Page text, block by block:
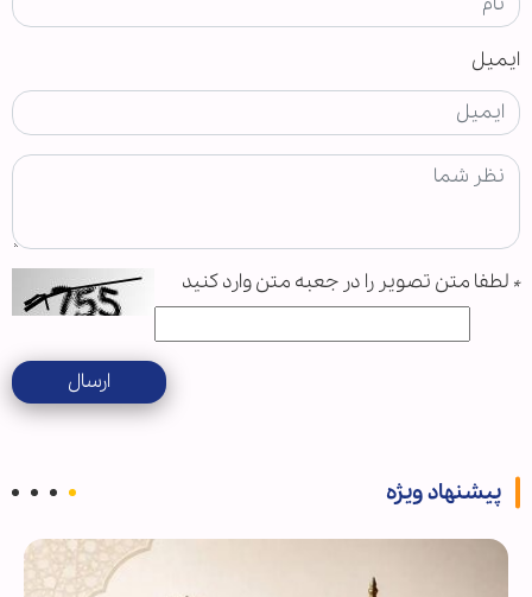
ایمیل
* لطفا متن تصویر را در جعبه متن وارد کنید
ارسال
پیشنهاد ویژه